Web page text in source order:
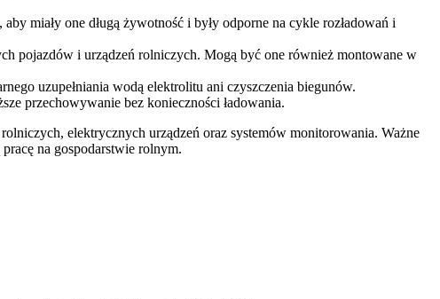
miały one długą żywotność i były odporne na cykle rozładowań i
pojazdów i urządzeń rolniczych. Mogą być one również montowane w
uzupełniania wodą elektrolitu ani czyszczenia biegunów.
przechowywanie bez konieczności ładowania.
elektrycznych urządzeń oraz systemów monitorowania. Ważne
na gospodarstwie rolnym.